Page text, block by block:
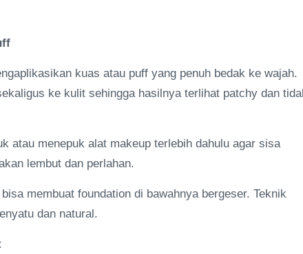
kuas atau puff yang penuh bedak ke wajah.
ke kulit sehingga hasilnya terlihat patchy dan
atau menepuk alat makeup terlebih dahulu agar sisa
lembut dan perlahan.
membuat foundation di bawahnya bergeser. Teknik
dan natural.